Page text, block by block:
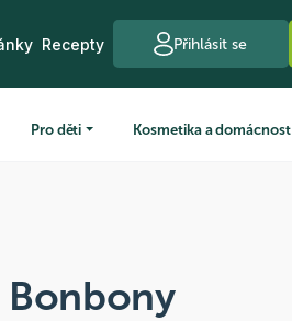
Recepty Přihlásit se
Pro děti Kosmetika a domácnost
Bonbony